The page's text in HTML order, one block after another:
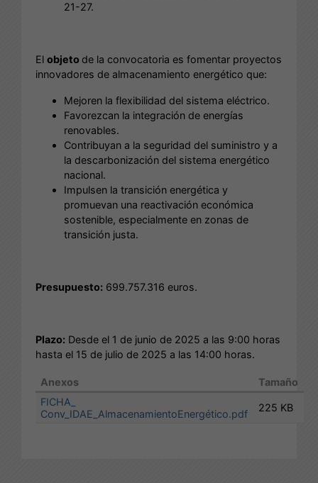
21-27.
El objeto de la convocatoria es fomentar proyectos
innovadores de almacenamiento energético que:
Mejoren la flexibilidad del sistema eléctrico.
Favorezcan la integración de energías
renovables.
Contribuyan a la seguridad del suministro y a
la descarbonización del sistema energético
nacional.
Impulsen la transición energética y
promuevan una reactivación económica
sostenible, especialmente en zonas de
transición justa.
Presupuesto: 699.757.316 euros.
Plazo: Desde el 1 de junio de 2025 a las 9:00 horas
hasta el 15 de julio de 2025 a las 14:00 horas.
Anexos
Tamaño
FICHA_
Conv_IDAE_AlmacenamientoEnergético.pdf
225 KB